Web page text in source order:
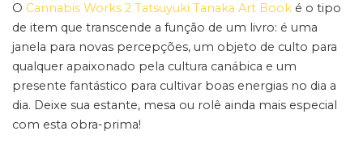
O Cannabis Works 2 Tatsuyuki Tanaka Art Book é o tipo
de item que transcende a função de um livro: é uma
janela para novas percepções, um objeto de culto para
qualquer apaixonado pela cultura canábica e um
presente fantástico para cultivar boas energias no dia a
dia. Deixe sua estante, mesa ou rolê ainda mais especial
com esta obra-prima!